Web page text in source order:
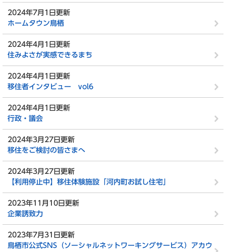
2024年7月1日更新
ホームタウン鳥栖
2024年4月1日更新
住みよさが実感できるまち
2024年4月1日更新
移住者インタビュー vol6
2024年4月1日更新
行政・議会
2024年3月27日更新
移住をご検討の皆さまへ
2024年3月27日更新
【利用停止中】移住体験施設「河内町お試し住宅」
2023年11月10日更新
企業誘致力
2023年7月31日更新
鳥栖市公式SNS（ソーシャルネットワーキングサービス）アカウ